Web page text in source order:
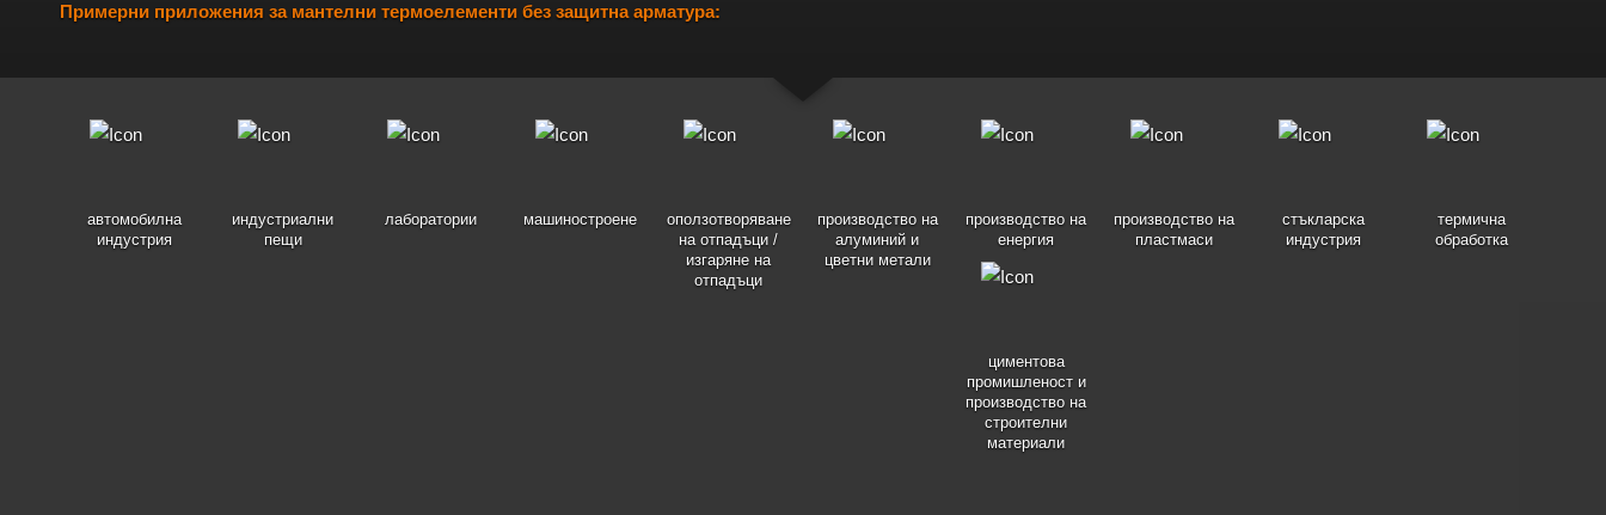
Примерни приложения за мантелни термоелементи без защитна арматура:
автомобилна
индустрия
индустриални
пещи
лаборатории машиностроене
оползотворяване
на отпадъци /
изгаряне на
отпадъци
производство на
алуминий и
цветни метали
производство на
енергия
производство на
пластмаси
стъкларска
индустрия
термична
обработка
циментова
промишленост и
производство на
строителни
материали